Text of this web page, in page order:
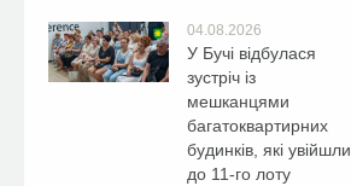
04.08.2026
У Бучі відбулася
зустріч із
мешканцями
багатоквартирних
будинків, які увійшли
до 11-го лоту